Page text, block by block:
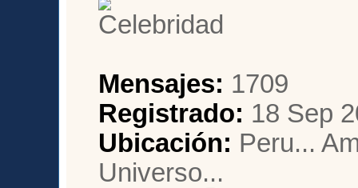
Mensajes: 1709
Registrado: 18 Sep
Ubicación: Peru...
Universo...